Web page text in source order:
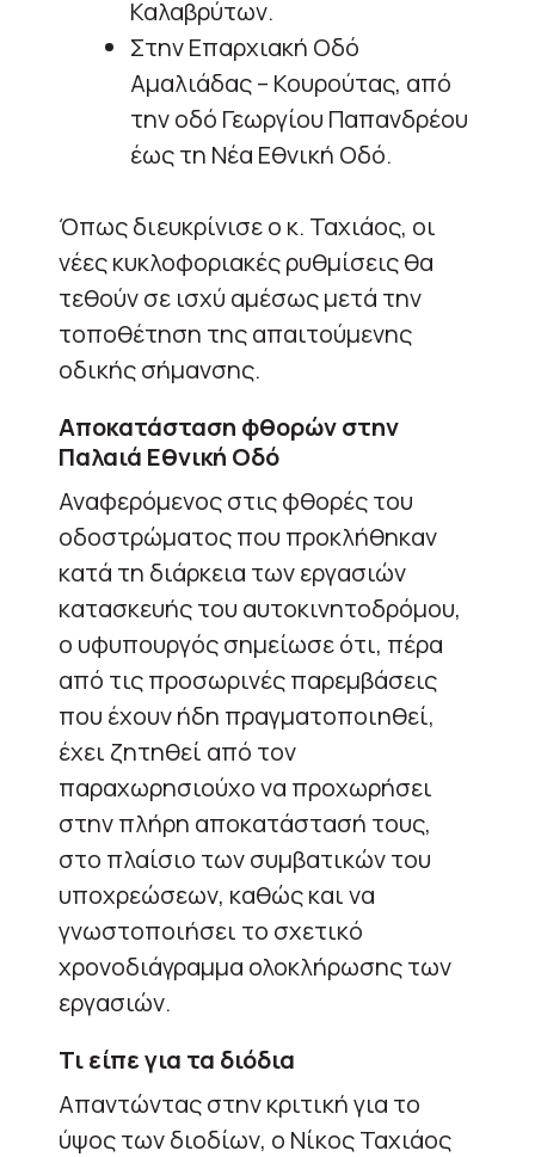
Καλαβρύτων.
Στην Επαρχιακή Οδό
Αμαλιάδας – Κουρούτας, από
την οδό Γεωργίου Παπανδρέου
έως τη Νέα Εθνική Οδό.
Όπως διευκρίνισε ο κ. Ταχιάος, οι
νέες κυκλοφοριακές ρυθμίσεις θα
τεθούν σε ισχύ αμέσως μετά την
τοποθέτηση της απαιτούμενης
οδικής σήμανσης.
Αποκατάσταση φθορών στην
Παλαιά Εθνική Οδό
Αναφερόμενος στις φθορές του
οδοστρώματος που προκλήθηκαν
κατά τη διάρκεια των εργασιών
κατασκευής του αυτοκινητοδρόμου,
ο υφυπουργός σημείωσε ότι, πέρα
από τις προσωρινές παρεμβάσεις
που έχουν ήδη πραγματοποιηθεί,
έχει ζητηθεί από τον
παραχωρησιούχο να προχωρήσει
στην πλήρη αποκατάστασή τους,
στο πλαίσιο των συμβατικών του
υποχρεώσεων, καθώς και να
γνωστοποιήσει το σχετικό
χρονοδιάγραμμα ολοκλήρωσης των
εργασιών.
Τι είπε για τα διόδια
Απαντώντας στην κριτική για το
ύψος των διοδίων, ο Νίκος Ταχιάος